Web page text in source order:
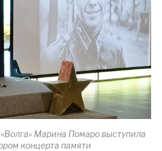
Марина Помаро выступила
концерта памяти